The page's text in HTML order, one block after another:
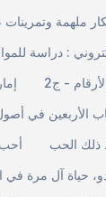
ملهمة وتمرينات
: دراسة
- ج2
الأربعين في
ذلك الحب
حياة آل مرة في